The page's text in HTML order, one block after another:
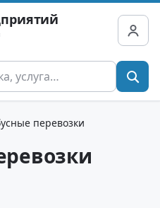
перевозки